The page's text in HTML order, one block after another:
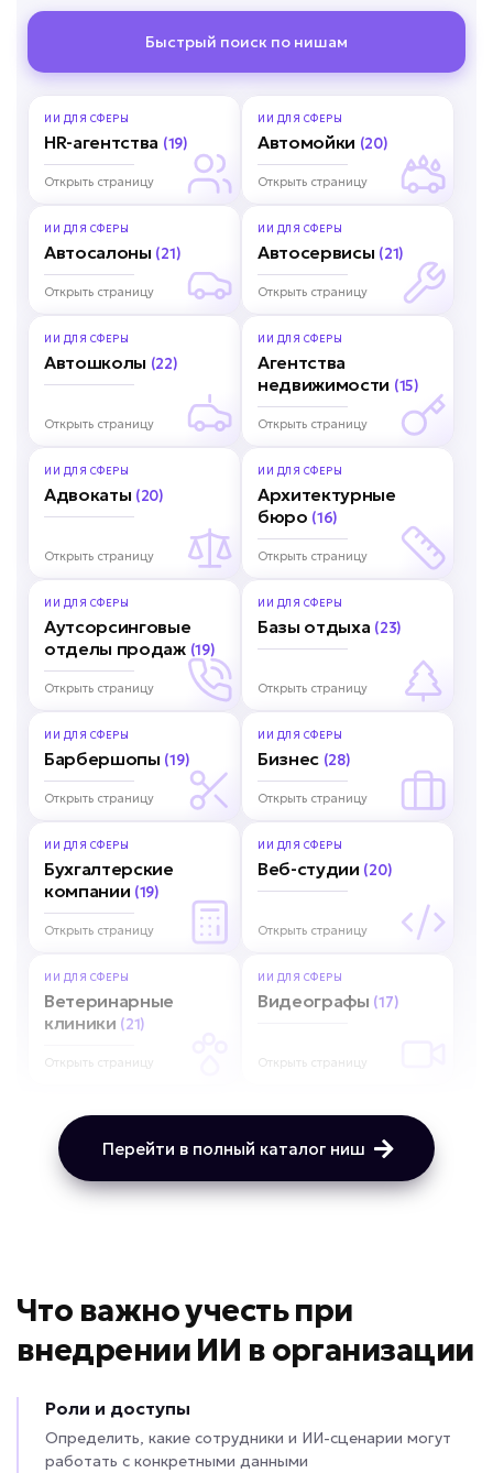
Быстрый поиск по нишам
ИИ ДЛЯ СФЕРЫ
HR-агентства (19)
Открыть страницу
ИИ ДЛЯ СФЕРЫ
Автомойки (20)
Открыть страницу
ИИ ДЛЯ СФЕРЫ
Автосалоны (21)
Открыть страницу
ИИ ДЛЯ СФЕРЫ
Автосервисы (21)
Открыть страницу
ИИ ДЛЯ СФЕРЫ
Автошколы (22)
Открыть страницу
ИИ ДЛЯ СФЕРЫ
Агентства
недвижимости (15)
Открыть страницу
ИИ ДЛЯ СФЕРЫ
Адвокаты (20)
Открыть страницу
ИИ ДЛЯ СФЕРЫ
Архитектурные
бюро (16)
Открыть страницу
ИИ ДЛЯ СФЕРЫ
Аутсорсинговые
отделы продаж (19)
Открыть страницу
ИИ ДЛЯ СФЕРЫ
Базы отдыха (23)
Открыть страницу
ИИ ДЛЯ СФЕРЫ
Барбершопы (19)
Открыть страницу
ИИ ДЛЯ СФЕРЫ
Бизнес (28)
Открыть страницу
ИИ ДЛЯ СФЕРЫ
Бухгалтерские
компании (19)
Открыть страницу
ИИ ДЛЯ СФЕРЫ
Веб-студии (20)
Открыть страницу
ИИ ДЛЯ СФЕРЫ
Ветеринарные
клиники (21)
Открыть страницу
ИИ ДЛЯ СФЕРЫ
Видеографы (17)
Открыть страницу
Перейти в полный каталог ниш
Что важно учесть при
внедрении ИИ в организации
Роли и доступы
Определить, какие сотрудники и ИИ-сценарии могут
работать с конкретными данными